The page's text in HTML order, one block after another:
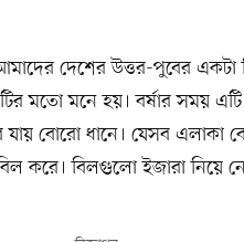
দেশের উত্তর-পুবের
মতো মনে হয়। বর্ষার সময় এটি
বোরো ধানে। যেসব এলাকা
করে। বিলগুলো ইজারা নিয়ে